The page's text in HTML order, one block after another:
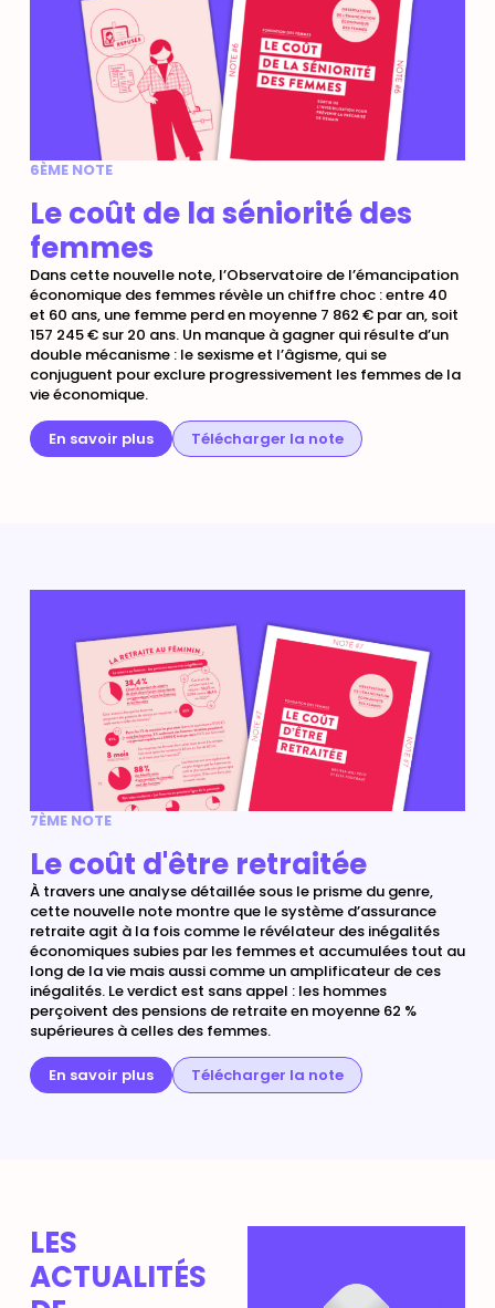
6ÈME NOTE
Le coût de la séniorité des
femmes
Dans cette nouvelle note, l’Observatoire de l’émancipation
économique des femmes révèle un chiffre choc : entre 40
et 60 ans, une femme perd en moyenne 7 862 € par an, soit
157 245 € sur 20 ans. Un manque à gagner qui résulte d’un
double mécanisme : le sexisme et l’âgisme, qui se
conjuguent pour exclure progressivement les femmes de la
vie économique.
En savoir plus Télécharger la note
7ÈME NOTE
Le coût d'être retraitée
À travers une analyse détaillée sous le prisme du genre,
cette nouvelle note montre que le système d’assurance
retraite agit à la fois comme le révélateur des inégalités
économiques subies par les femmes et accumulées tout au
long de la vie mais aussi comme un amplificateur de ces
inégalités. Le verdict est sans appel : les hommes
perçoivent des pensions de retraite en moyenne 62 %
supérieures à celles des femmes.
En savoir plus Télécharger la note
LES
ACTUALITÉS